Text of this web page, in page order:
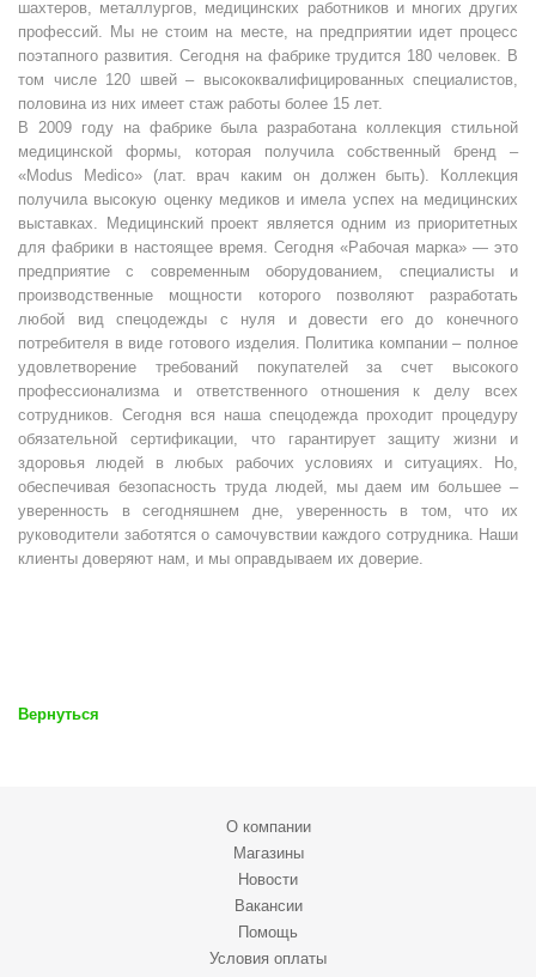
шахтеров, металлургов, медицинских работников и многих других
профессий. Мы не стоим на месте, на предприятии идет процесс
поэтапного развития. Сегодня на фабрике трудится 180 человек. В
том числе 120 швей – высококвалифицированных специалистов,
половина из них имеет стаж работы более 15 лет.
В 2009 году на фабрике была разработана коллекция стильной
медицинской формы, которая получила собственный бренд –
«Modus Medico» (лат. врач каким он должен быть). Коллекция
получила высокую оценку медиков и имела успех на медицинских
выставках. Медицинский проект является одним из приоритетных
для фабрики в настоящее время. Сегодня «Рабочая марка» — это
предприятие с современным оборудованием, специалисты и
производственные мощности которого позволяют разработать
любой вид спецодежды с нуля и довести его до конечного
потребителя в виде готового изделия. Политика компании – полное
удовлетворение требований покупателей за счет высокого
профессионализма и ответственного отношения к делу всех
сотрудников. Сегодня вся наша спецодежда проходит процедуру
обязательной сертификации, что гарантирует защиту жизни и
здоровья людей в любых рабочих условиях и ситуациях. Но,
обеспечивая безопасность труда людей, мы даем им большее –
уверенность в сегодняшнем дне, уверенность в том, что их
руководители заботятся о самочувствии каждого сотрудника. Наши
клиенты доверяют нам, и мы оправдываем их доверие.
Вернуться
О компании
Магазины
Новости
Вакансии
Помощь
Условия оплаты